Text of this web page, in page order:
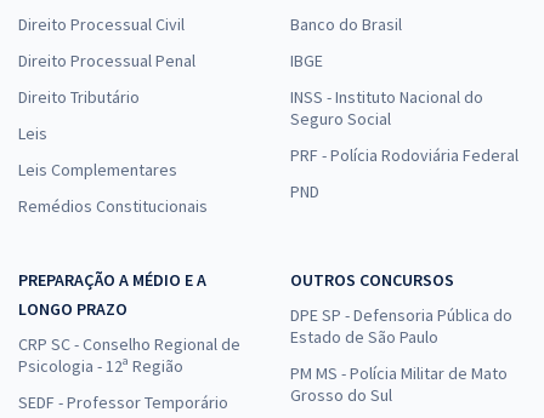
Direito Processual Civil
Direito Processual Penal
Direito Tributário
Leis
Leis Complementares
Remédios Constitucionais
Banco do Brasil
IBGE
INSS - Instituto Nacional do
Seguro Social
PRF - Polícia Rodoviária Federal
PND
PREPARAÇÃO A MÉDIO E A
LONGO PRAZO
CRP SC - Conselho Regional de
Psicologia - 12ª Região
SEDF - Professor Temporário
OUTROS CONCURSOS
DPE SP - Defensoria Pública do
Estado de São Paulo
PM MS - Polícia Militar de Mato
Grosso do Sul